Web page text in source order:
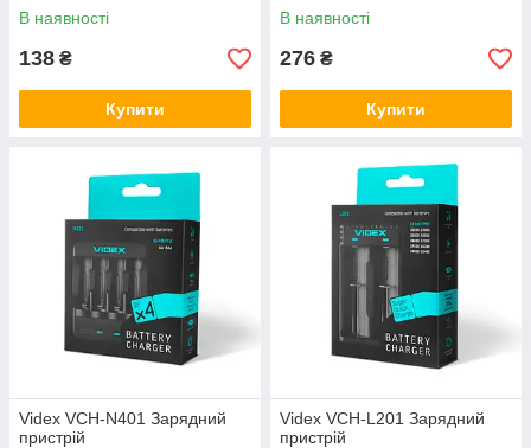
В наявності
138 ₴
Купити
В наявності
276 ₴
Купити
Videx VCH-N401 Зарядний
пристрій
Videx VCH-L201 Зарядний
пристрій